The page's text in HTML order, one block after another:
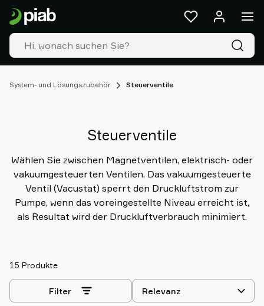
System- und Lösungszubehör Steuerventile
Steuerventile
Wählen Sie zwischen Magnetventilen, elektrisch- oder
vakuumgesteuerten Ventilen. Das vakuumgesteuerte
Ventil (Vacustat) sperrt den Druckluftstrom zur
Pumpe, wenn das voreingestellte Niveau erreicht ist,
als Resultat wird der Druckluftverbrauch minimiert.
15 Produkte
Sortierung
auswählen
Filter
Produkte
&
Lösungen
Industrien
Unsere
Group
Kontakt
Support
Partner
Netzwerk